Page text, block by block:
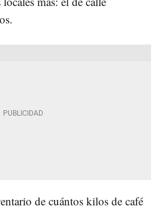
de cuántos kilos de café